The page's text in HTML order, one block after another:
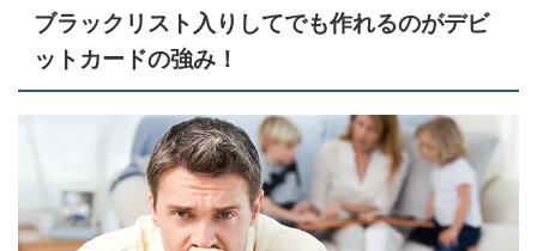
ブラックリスト入りしてでも作れるのがデビ
ットカードの強み！